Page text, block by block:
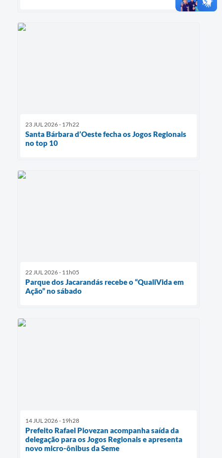
23 JUL 2026 - 17h22
Santa Bárbara d’Oeste fecha os Jogos Regionais
no top 10
22 JUL 2026 - 11h05
Parque dos Jacarandás recebe o “QualiVida em
Ação” no sábado
14 JUL 2026 - 19h28
Prefeito Rafael Piovezan acompanha saída da
delegação para os Jogos Regionais e apresenta
novo micro-ônibus da Seme